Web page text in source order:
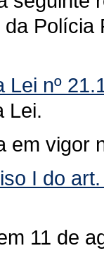
Lei nº
Lei.
em vigor
I do
11 de